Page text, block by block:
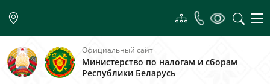
Официальный сайт
Министерство по налогам и сборам
Республики Беларусь